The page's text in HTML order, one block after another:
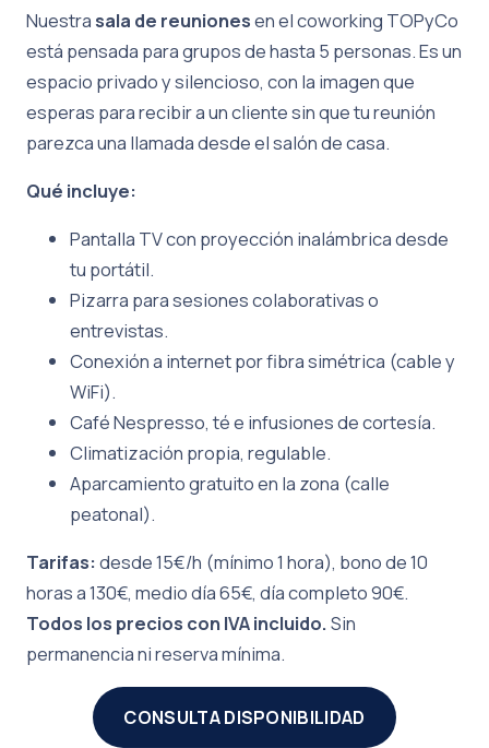
Nuestrasala de reunionesen el coworking TOPyCo
está pensada para grupos de hasta 5 personas. Es un
espacio privado y silencioso, con la imagen que
esperas para recibir a un cliente sin que tu reunión
parezca una llamada desde el salón de casa.
Qué incluye:
Pantalla TV con proyección inalámbrica desde
tu portátil.
Pizarra para sesiones colaborativas o
entrevistas.
Conexión a internet por fibra simétrica (cable y
WiFi).
Café Nespresso, té e infusiones de cortesía.
Climatización propia, regulable.
Aparcamiento gratuito en la zona (calle
peatonal).
Tarifas: desde 15€/h (mínimo 1 hora), bono de 10
horas a 130€, medio día 65€, día completo 90€.
Todos los precios con IVA incluido. Sin
permanencia ni reserva mínima.
CONSULTA DISPONIBILIDAD